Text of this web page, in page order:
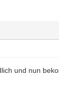
und nun